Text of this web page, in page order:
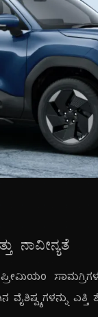
ನಾವೀನ್ಯತೆ
ಎತ್ತಿ